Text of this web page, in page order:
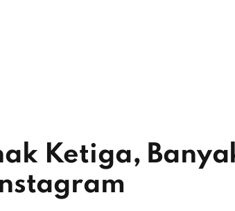
Ketiga,